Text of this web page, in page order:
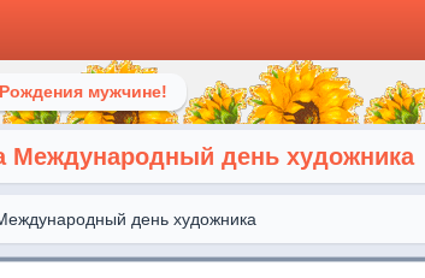
мужчине!
Международный день художника
день художника